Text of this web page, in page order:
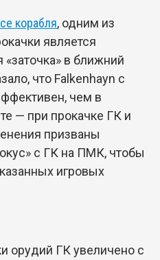
корабля, одним из
является
в ближний
что Falkenhayn с
чем в
— при прокачке ГК и
призваны
с ГК на ПМК, чтобы
игровых
орудий ГК увеличено с